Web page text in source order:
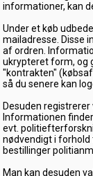
informationer, kan
Under et køb
mailadresse. Disse
af ordren.
ukrypteret form, og
"kontrakten"
så du senere kan
Desuden
Informationen
evt.
nødvendigt i
bestillinger
Man kan desuden